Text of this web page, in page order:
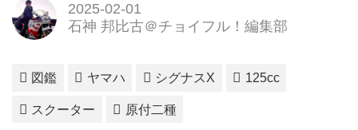
2025-02-01
石神 邦比古＠チョイフル！編集部
図鑑 ヤマハ シグナスX 125cc
スクーター 原付二種